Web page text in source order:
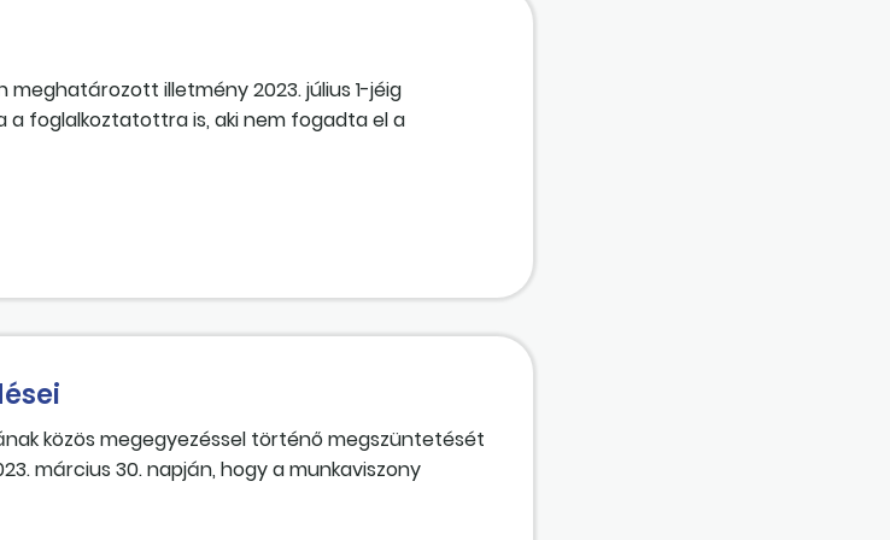
meghatározott illetmény 2023. július 1-jéig
a foglalkoztatottra is, aki nem fogadta el a
2023. szeptember 29-ig írásban nyilatkozott? A
is ki kell fizetni?
közös megegyezéssel történő megszüntetését
március 30. napján, hogy a munkaviszony
a dolgozó. A megállapodás aláírását követő
vonulás miatt megszűnt. Az intézmény